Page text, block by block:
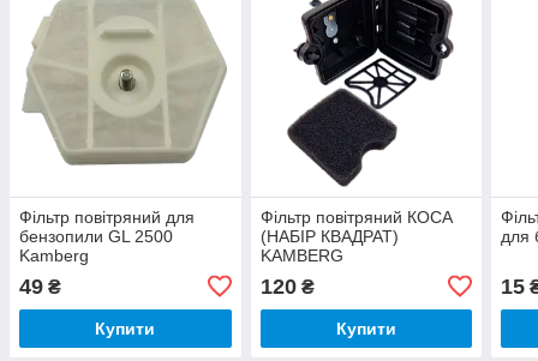
Фільтр повітряний для
бензопили GL 2500
Kamberg
49 ₴
Купити
Фільтр повітряний КОСА
(НАБІР КВАДРАТ)
KAMBERG
120₴
Купити
для
15